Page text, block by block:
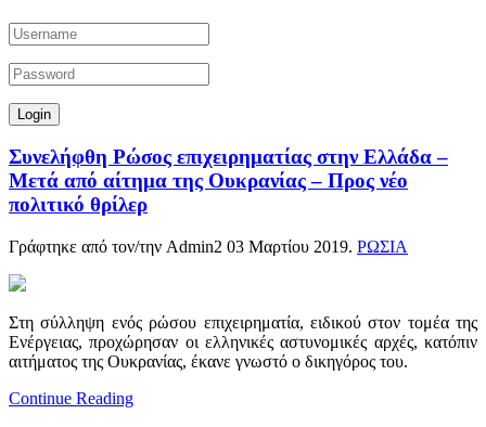
Συνελήφθη Ρώσος επιχειρηματίας στην Ελλάδα –
Μετά από αίτημα της Ουκρανίας – Προς νέο
πολιτικό θρίλερ
Γράφτηκε από τον/την Admin2 03 Μαρτίου 2019. ΡΩΣΙΑ
Στη σύλληψη ενός ρώσου επιχειρηματία, ειδικού στον τομέα της
Ενέργειας, προχώρησαν οι ελληνικές αστυνομικές αρχές, κατόπιν
αιτήματος της Ουκρανίας, έκανε γνωστό ο δικηγόρος του.
Continue Reading